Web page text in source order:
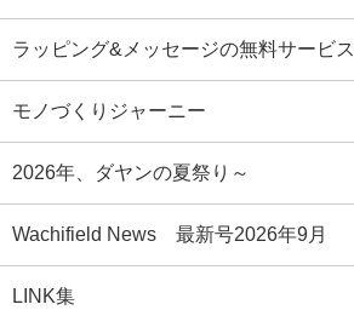
ラッピング&メッセージの無料サービス
モノづくりジャーニー
2026年、ダヤンの夏祭り～
Wachifield News 最新号2026年9月
LINK集